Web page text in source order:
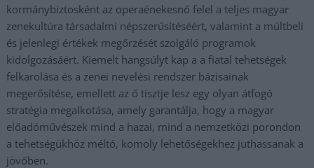
kormánybiztosként az operaénekesnő felel a teljes magyar
zenekultúra társadalmi népszerűsítéséért, valamint a múltbeli
és jelenlegi értékek megőrzését szolgáló programok
kidolgozásáért. Kiemelt hangsúlyt kap a a fiatal tehetségek
felkarolása és a zenei nevelési rendszer bázisainak
megerősítése, emellett az ő tisztje lesz egy olyan átfogó
stratégia megalkotása, amely garantálja, hogy a magyar
előadóművészek mind a hazai, mind a nemzetközi porondon
a tehetségükhöz méltó, komoly lehetőségekhez juthassanak a
jövőben.